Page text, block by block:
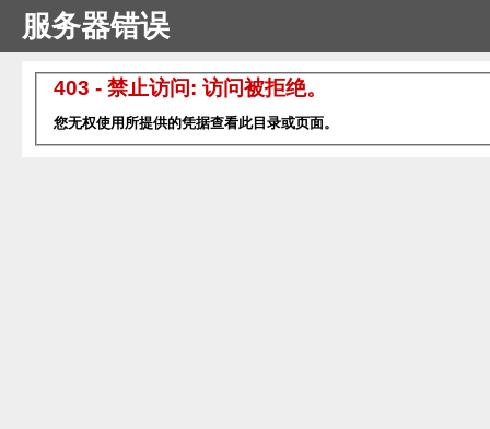
服务器错误
403 - 禁止访问: 访问被拒绝。
您无权使用所提供的凭据查看此目录或页面。